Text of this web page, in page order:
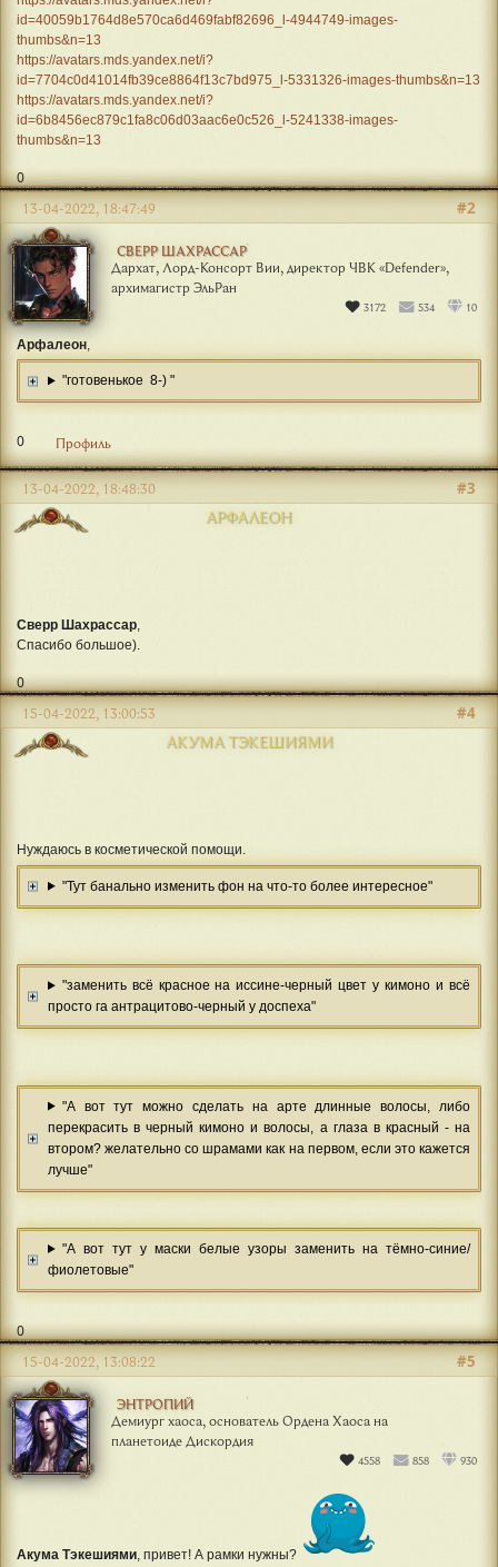
id=40059b1764d8e570ca6d469fabf82696_l-4944749-images-
thumbs&n=13
https://avatars.mds.yandex.net/i?
id=7704c0d41014fb39ce8864f13c7bd975_l-5331326-images-thumbs&n=13
https://avatars.mds.yandex.net/i?
id=6b8456ec879c1fa8c06d03aac6e0c526_l-5241338-images-
thumbs&n=13
0
СВЕРР ШАХРАССАР
Дархат, Лорд-Консорт Вии, директор ЧВК «Defender»,
архимагистр ЭльРан
3172 534 10
#2
13-04-2022, 18:47:49
Арфалеон
"готовенькое 8-) "
0 Профиль
АРФАЛЕОН
#3
13-04-2022, 18:48:30
Сверр Шахрассар,
Спасибо большое).
0
АКУМА ТЭКЕШИЯМИ
#4
15-04-2022, 13:00:53
Нуждаюсь в косметической помощи.
"Тут банально изменить фон на что-то более интересное"
"заменить всё красное на иссине-черный цвет у кимоно и всё
просто га антрацитово-черный у доспеха"
"А вот тут можно сделать на арте длинные волосы, либо
перекрасить в черный кимоно и волосы, а глаза в красный - на
втором? желательно со шрамами как на первом, если это кажется
лучше"
"А вот тут у маски белые узоры заменить на тёмно-синие/
фиолетовые"
0
ЭНТРОПИЙ
Демиург хаоса, основатель Ордена Хаоса на
планетоиде Дискордия
4558 858 930
#5
15-04-2022, 13:08:22
Акума Тэкешиями , привет! А рамки нужны?